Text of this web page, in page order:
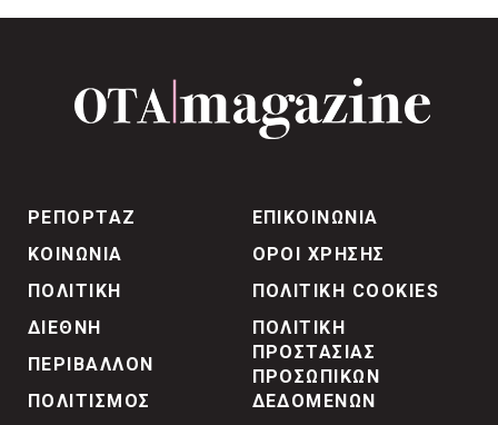
ΡΕΠΟΡΤΑΖ
ΚΟΙΝΩΝΙΑ
ΠΟΛΙΤΙΚΗ
ΔΙΕΘΝΗ
ΠΕΡΙΒΑΛΛΟΝ
ΠΟΛΙΤΙΣΜΟΣ
ΕΠΙΚΟΙΝΩΝΙΑ
ΟΡΟΙ ΧΡΗΣΗΣ
ΠΟΛΙΤΙΚΗ COOKIES
ΠΟΛΙΤΙΚΗ
ΠΡΟΣΤΑΣΙΑΣ
ΠΡΟΣΩΠΙΚΩΝ
ΔΕΔΟΜΕΝΩΝ